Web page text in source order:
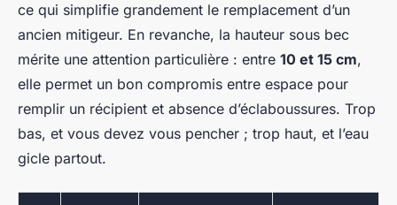
ce qui simplifie grandement le remplacement d’un
ancien mitigeur. En revanche, la hauteur sous bec
mérite une attention particulière : entre 10 et 15 cm,
elle permet un bon compromis entre espace pour
remplir un récipient et absence d’éclaboussures. Trop
bas, et vous devez vous pencher ; trop haut, et l’eau
gicle partout.